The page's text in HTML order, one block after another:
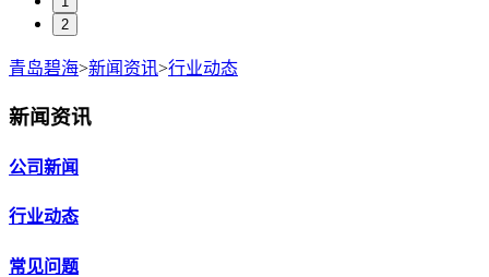
2
青岛碧海>新闻资讯>行业动态
新闻资讯
公司新闻
行业动态
常见问题